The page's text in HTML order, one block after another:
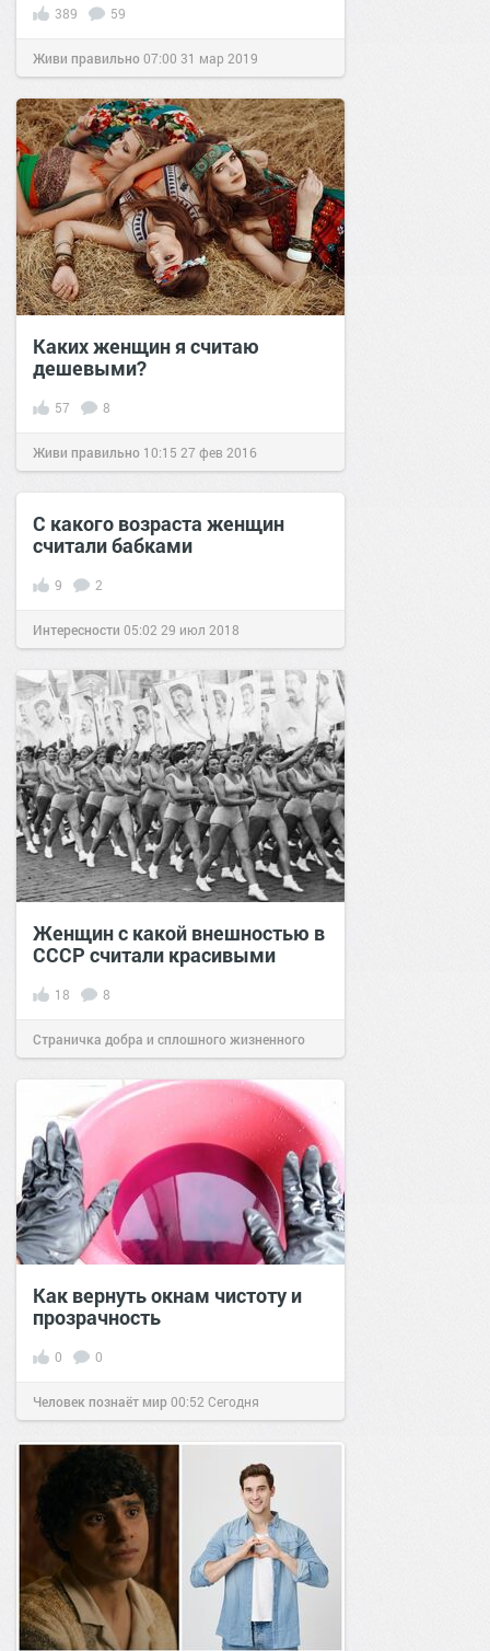
389 59
Живи правильно07:00 31 мар 2019
Каких женщин я считаю
дешевыми?
57 8
Живи правильно 10:15 27 фев 2016
С какого возраста женщин
считали бабками
9 2
Интересности 05:02 29 июл 2018
Женщин с какой внешностью в
СССР считали красивыми
18 8
Страничка добра и сплошного жизненного
позитива! 08:04 11 сен 2021
Как вернуть окнам чистоту и
прозрачность
0 0
Человек познаёт мир00:52 Сегодня